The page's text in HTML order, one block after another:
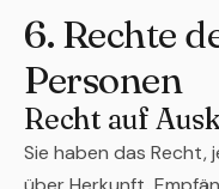
6. Rechte
Personen
Recht auf
Sie haben das